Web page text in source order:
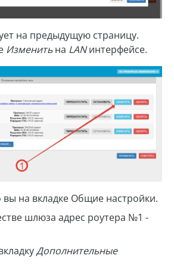
на предыдущую страницу.
Изменитьна LANинтерфейсе.
вы на вкладке Общие настройки.
шлюза адрес роутера №1 -
Дополнительные